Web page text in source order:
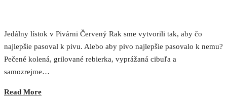
Jedálny lístok v Pivárni Červený Rak sme vytvorili tak, aby čo
najlepšie pasoval k pivu. Alebo aby pivo najlepšie pasovalo k nemu?
Pečené kolená, grilované rebierka, vyprážaná cibuľa a
samozrejme…
Read More